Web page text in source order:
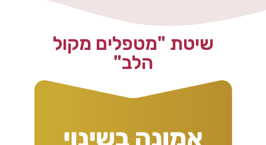
שיטת "מטפלים מקול
הלב"